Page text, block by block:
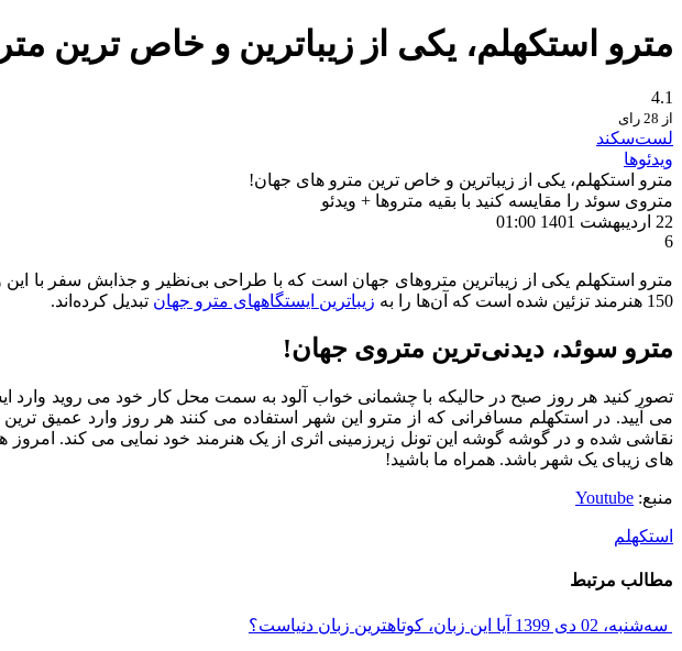
مترو استکهلم، یکی از زیباترین و خاص ترین
4.1
از 28 رای
لست‌سکند
ویدئوها
مترو استکهلم، یکی از زیباترین و خاص ترین مترو های جهان!
متروی سوئد را مقایسه کنید با بقیه متروها + ویدئو
22 اردیبهشت 1401
01:00
6
150 هنرمند تزئین شده است که آن‌ها را به زیباترین ایستگاههای مترو جهان تبدیل کرده‌اند.
مترو سوئد، دیدنی‌ترین متروی جهان!
تصور کنید هر روز صبح در حالیکه با چشمانی خواب آلود به سمت محل کار خود می روید وارد
می آیید. در استکهلم مسافرانی که از مترو این شهر استفاده می کنند هر روز وارد عمیق
نقاشی شده و در گوشه گوشه این تونل زیرزمینی اثری از یک هنرمند خود نمایی می کند. امروز
های زیبای یک شهر باشد. همراه ما باشید!
منبع: Youtube
استکهلم
مطالب مرتبط
سه‌شنبه، 02 دی 1399 آیا این زبان، کوتاهترین زبان دنیاست؟